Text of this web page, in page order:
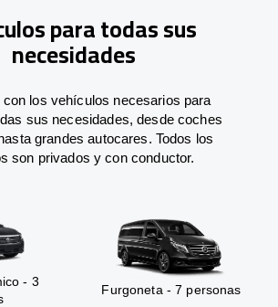
para todas sus
necesidades
los vehículos necesarios para
sus necesidades, desde coches
grandes autocares. Todos los
son privados y con conductor.
- 3
Furgoneta - 7 personas